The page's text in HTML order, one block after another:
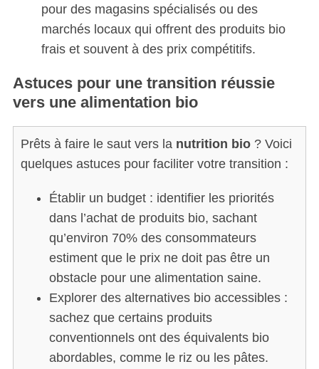
pour des magasins spécialisés ou des
marchés locaux qui offrent des produits bio
frais et souvent à des prix compétitifs.
Astuces pour une transition réussie
vers une alimentation bio
Prêts à faire le saut vers la nutrition bio? Voici
quelques astuces pour faciliter votre transition :
Établir un budget : identifier les priorités
dans l’achat de produits bio, sachant
qu’environ 70% des consommateurs
estiment que le prix ne doit pas être un
obstacle pour une alimentation saine.
Explorer des alternatives bio accessibles :
sachez que certains produits
conventionnels ont des équivalents bio
abordables, comme le riz ou les pâtes.
o
r
: